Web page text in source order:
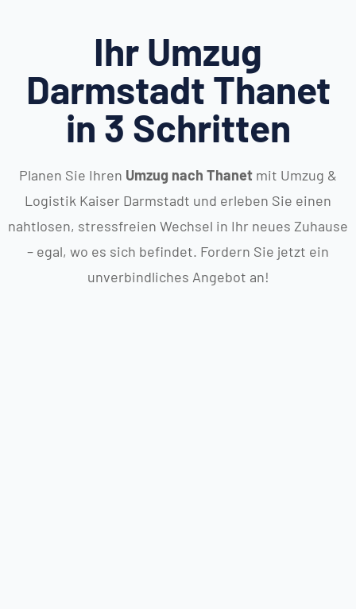
Ihr Umzug
Darmstadt Thanet
in 3 Schritten
Planen Sie Ihren Umzug nach Thanet mit Umzug &
Logistik Kaiser Darmstadt und erleben Sie einen
nahtlosen, stressfreien Wechsel in Ihr neues Zuhause
– egal, wo es sich befindet. Fordern Sie jetzt ein
unverbindliches Angebot an!